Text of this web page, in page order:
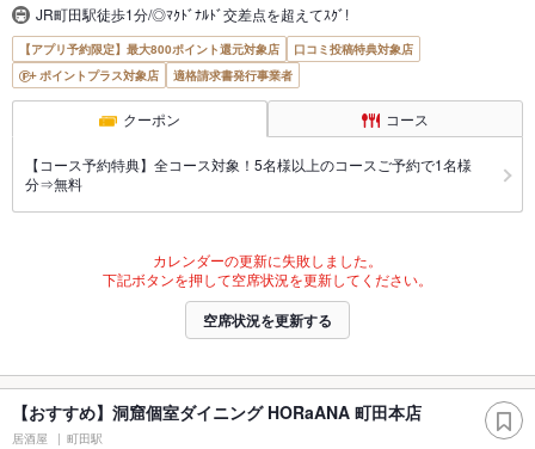
JR町田駅徒歩1分/◎ﾏｸﾄﾞﾅﾙﾄﾞ交差点を超えてｽｸﾞ!
【アプリ予約限定】最大800ポイント還元対象店
口コミ投稿特典対象店
ポイントプラス対象店
適格請求書発行事業者
クーポン コース
【コース予約特典】全コース対象！5名様以上のコースご予約で1名様
分⇒無料
カレンダーの更新に失敗しました。
下記ボタンを押して空席状況を更新してください。
空席状況を更新する
【おすすめ】洞窟個室ダイニング HORaANA 町田本店
居酒屋 町田駅